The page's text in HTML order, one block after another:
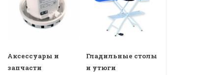
Аксессуары и
запчасти
Гладильные столы
и утюги